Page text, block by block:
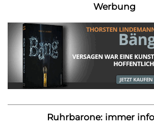
Werbung
Ruhrbarone: immer